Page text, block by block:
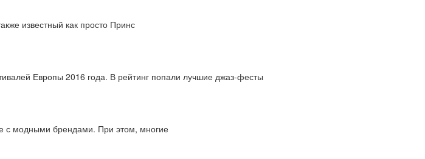
известный как просто Принс
Европы 2016 года. В рейтинг попали лучшие джаз-фесты
с модными брендами. При этом, многие